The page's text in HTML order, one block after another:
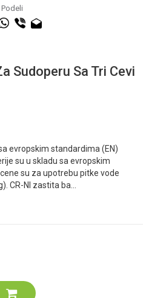
Podeli
Sudoperu Sa Tri Cevi
evropskim standardima (EN)
su u skladu sa evropskim
su za upotrebu pitke vode
CR-NI zastita ba